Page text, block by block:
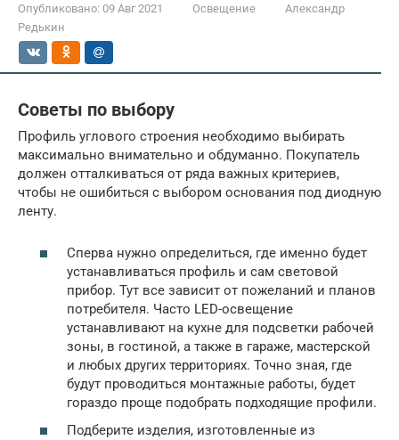
Опубликовано: 09 Авг 2021 Освещение
Александр
Редькин
Советы по выбору
Профиль углового строения необходимо выбирать
максимально внимательно и обдуманно. Покупатель
должен отталкиваться от ряда важных критериев,
чтобы не ошибиться с выбором основания под диодную
ленту.
Сперва нужно определиться, где именно будет
устанавливаться профиль и сам световой
прибор. Тут все зависит от пожеланий и планов
потребителя. Часто LED-освещение
устанавливают на кухне для подсветки рабочей
зоны, в гостиной, а также в гараже, мастерской
и любых других территориях. Точно зная, где
будут проводиться монтажные работы, будет
гораздо проще подобрать подходящие профили.
Подберите изделия, изготовленные из